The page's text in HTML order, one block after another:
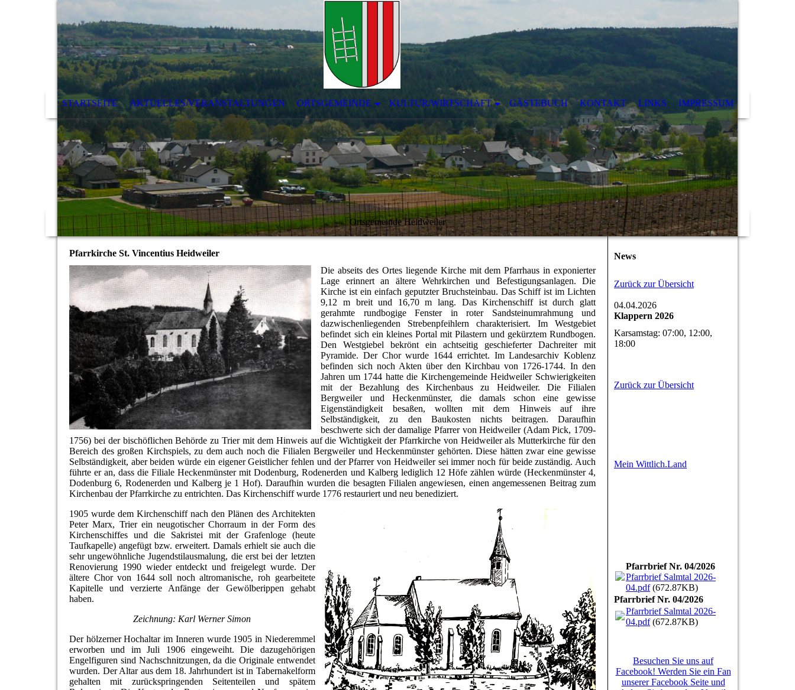
STARTSEITE AKTUELLES/VERANSTALTUNGEN ORTSGEMEINDE KULTUR/WIRTSCHAFT GÄSTEBUCH KONTAKT LINKS IMPRESSUM
Ortsgemeinde Heidweiler
Pfarrkirche St. Vincentius Heidweiler
Die abseits des Ortes liegende Kirche mit dem Pfarrhaus in exponierter
Lage erinnert an ältere Wehrkirchen und Befestigungsanlagen. Die
Kirche ist ein einfach geputzter Bruchsteinbau. Das Schiff ist im Lichten
9,12 m breit und 16,70 m lang. Das Kirchenschiff ist durch glatt
gerahmte rundbogige Fenster in roter Sandsteinumrahmung und
dazwischenliegenden Strebenpfeihlern charakterisiert. Im Westgebiet
befindet sich ein kleines Portal mit Pilastern und gekürztem Rundbogen.
Den Westgiebel bekrönt ein achtseitig geschieferter Dachreiter mit
Pyramide. Der Chor wurde 1644 errichtet. Im Landesarchiv Koblenz
befinden sich noch Akten über den Kirchbau von 1726-1744. In den
Jahren um 1744 hatte die Kirchengemeinde Heidweiler Schwierigkeiten
mit der Bezahlung des Kirchenbaus zu Heidweiler. Die Filialen
Bergweiler und Heckenmünster, die damals schon eine gewisse
Eigenständigkeit besaßen, wollten mit dem Hinweis auf ihre
Selbständigkeit, zu den Baukosten nichts beitragen. Daraufhin
beschwerte sich der damalige Pfarrer von Heidweiler (Adam Pick, 1709-
1756) bei der bischöflichen Behörde zu Trier mit dem Hinweis auf die Wichtigkeit der Pfarrkirche von Heidweiler als Mutterkirche für den
Bereich des großen Kirchspiels, zu dem auch noch die Filialen Bergweiler und Heckenmünster gehörten. Diese hätten zwar eine gewisse
Selbständigkeit, aber beiden würde ein eigener Geistlicher fehlen und der Pfarrer von Heidweiler sei immer noch für beide zuständig. Auch
führte er an, dass die Filiale Heckenmünster mit Dodenburg, Rodenerden und Kalberg lediglich 12 Höfe zählen würde (Heckenmünster 4,
Dodenburg 6, Rodenerden und Kalberg je 1 Hof). Daraufhin wurden die besagten Filialen angewiesen, einen angemessenen Beitrag zum
Kirchenbau der Pfarrkirche zu entrichten. Das Kirchenschiff wurde 1776 restauriert und neu benediziert.
1905 wurde dem Kirchenschiff nach den Plänen des Architekten
Peter Marx, Trier ein neugotischer Chorraum in der Form des
Kirchenschiffes und die Sakristei mit der Grafenloge (heute
Taufkapelle) angefügt bzw. erweitert. Damals erhielt sie auch die
sehr ungewöhnliche Jugendstilausmalung, die erst bei der letzten
Renovierung 1990 wieder entdeckt und freigelegt wurde. Der
ältere Chor von 1644 soll noch altromanische, roh gearbeitete
Kapitelle und verzierte Anfänge der Gewölberippen gehabt
haben.
Zeichnung: Karl Werner Simon
Der hölzerner Hochaltar im Inneren wurde 1905 in Niederemmel
erworben und im Juli 1906 eingeweiht. Die dazugehörigen
Engelfiguren sind Nachschnitzungen, da die Originale entwendet
wurden. Der Altar aus dem 18. Jahrhundert ist in Tabernakelform
gehalten mit zurückspringenden Seitenteilen und spätem
News
Zurück zur Übersicht
04.04.2026
Klappern 2026
Karsamstag: 07:00, 12:00,
18:00
Zurück zur Übersicht
Mein Wittlich.Land
Pfarrbrief Nr. 04/2026
Pfarrbrief Salmtal 2026-
04.pdf(672.87KB)
Pfarrbrief Nr. 04/2026
Pfarrbrief Salmtal 2026-
04.pdf(672.87KB)
Besuchen Sie uns auf
Facebook! Werden Sie ein Fan
unserer Facebook Seite und